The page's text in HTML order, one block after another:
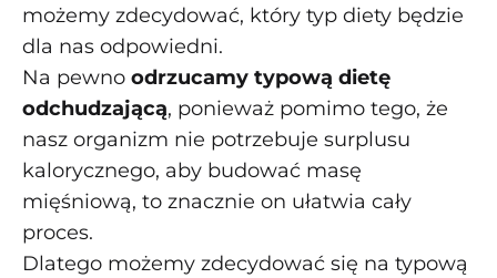
możemy zdecydować, który typ diety będzie
dla nas odpowiedni.
Na pewno odrzucamy typową dietę
odchudzającą, ponieważ pomimo tego, że
nasz organizm nie potrzebuje surplusu
kalorycznego, aby budować masę
mięśniową, to znacznie on ułatwia cały
proces.
Dlatego możemy zdecydować się na typową